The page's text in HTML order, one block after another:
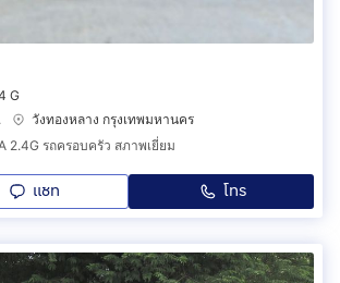
G
วังทองหลาง กรุงเทพมหานคร
2.4G รถครอบครัว สภาพเยี่ยม
แชท โทร